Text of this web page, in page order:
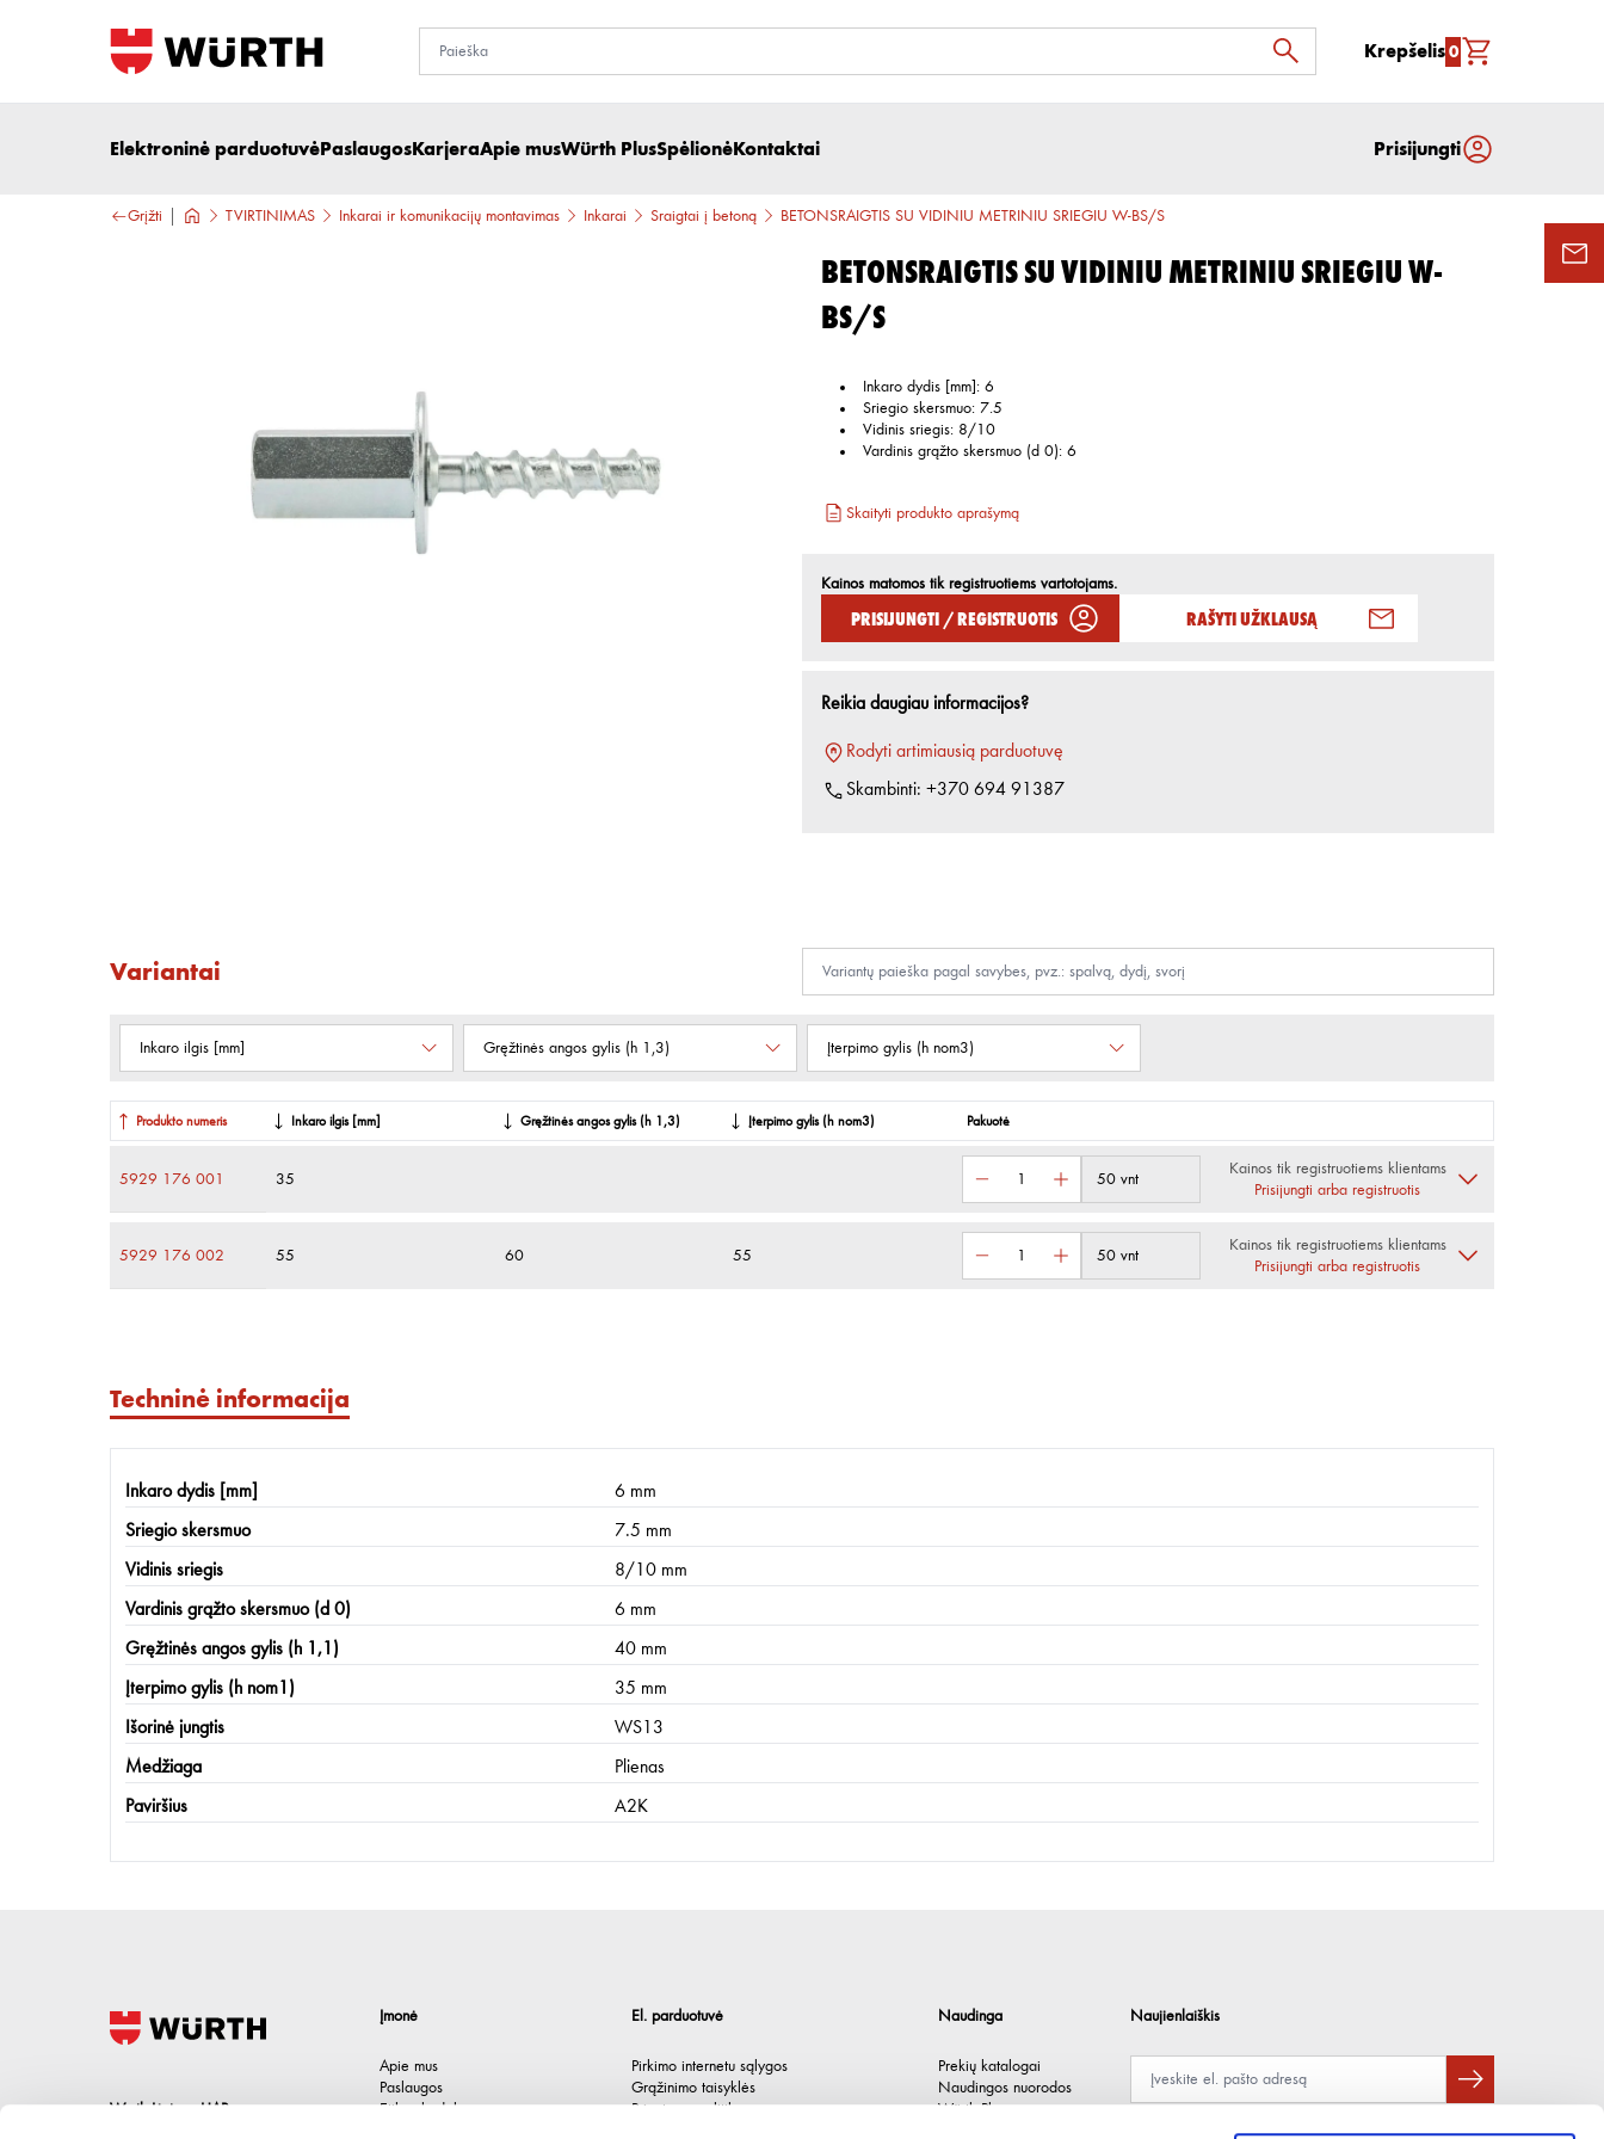
Krepšelis0
Elektroninė parduotuvėPaslaugosKarjeraApie musWürth PlusSpėlionėKontaktai Prisijungti
Grįžti TVIRTINIMAS Inkarai ir komunikacijų montavimas Inkarai Sraigtai į betoną BETONSRAIGTIS SU VIDINIU METRINIU SRIEGIU W-BS/S
BETONSRAIGTIS SU VIDINIU METRINIU SRIEGIU W-
BS/S
Inkaro dydis [mm] : 6
Sriegio skersmuo: 7.5
Vidinis sriegis: 8/10
Vardinis grąžto skersmuo (d 0): 6
Skaityti produkto aprašymą
Kainos matomos tik registruotiems vartotojams.
Prisijungti / Registruotis Rašyti užklausą
Reikia daugiau informacijos?
Rodyti artimiausią parduotuvę
Skambinti: +370 694 91387
Variantai
Inkaro ilgis [mm] Gręžtinės angos gylis (h 1,3) Įterpimo gylis (h nom3)
Produkto numeris Inkaro ilgis [mm] Gręžtinės angos gylis (h 1,3) Įterpimo gylis (h nom3) Pakuotė
5929 176 001 35 50 vnt
Kainos tik registruotiems klientams
Prisijungti arba registruotis
5929 176 002 55 60 55 50 vnt
Kainos tik registruotiems klientams
Prisijungti arba registruotis
Techninė informacija
Inkaro dydis [mm] 6 mm
Sriegio skersmuo 7.5 mm
Vidinis sriegis 8/10 mm
Vardinis grąžto skersmuo (d 0) 6 mm
Gręžtinės angos gylis (h 1,1) 40 mm
Įterpimo gylis (h nom1) 35 mm
Išorinė jungtis WS13
Medžiaga Plienas
Paviršius A2K
Wurth Lietuva UAB
Įmonė
Apie mus
Paslaugos
Etikos kodeksas
El. parduotuvė
Pirkimo internetu sąlygos
Grąžinimo taisyklės
Privatumo politika
Naudinga
Prekių katalogai
Naudingos nuorodos
Würth Plus
Naujienlaiškis